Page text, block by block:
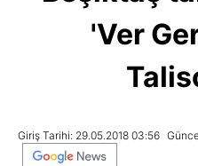
'Ver
Giriş Tarihi: 29.05.2018 03:56